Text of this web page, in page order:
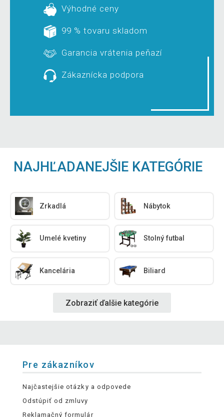
Výhodné ceny
99 % tovaru skladom
Garancia vrátenia peňazí
Zákaznícka podpora
NAJHĽADANEJŠIE KATEGÓRIE
Zrkadlá Nábytok
Umelé kvetiny Stolný futbal
Kancelária Biliard
Zobraziť ďalšie kategórie
Pre zákazníkov
Najčastejšie otázky a odpovede
Odstúpiť od zmluvy
Reklamačný formulár